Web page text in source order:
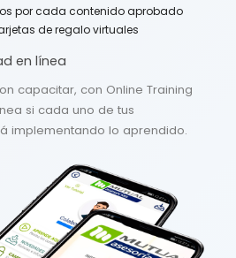
por cada contenido aprobado
de regalo virtuales
en línea
capacitar, con Online Training
si cada uno de tus
implementando lo aprendido.